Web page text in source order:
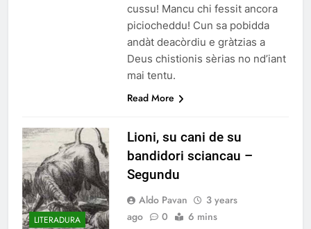
cussu! Mancu chi fessit ancora
piciocheddu! Cun sa pobidda
andàt deacòrdiu e gràtzias a
Deus chistionis sèrias no nd’iant
mai tentu.
Read More
LITERADURA
Lioni, su cani de su
bandidori sciancau –
Segundu
Aldo Pavan
3 years
ago
0 6 mins